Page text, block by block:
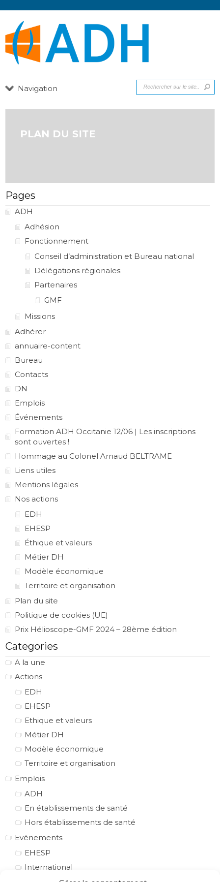
Navigation
PLAN DU SITE
Pages
ADH
Adhésion
Fonctionnement
Conseil d’administration et Bureau national
Délégations régionales
Partenaires
GMF
Missions
Adhérer
annuaire-content
Bureau
Contacts
DN
Emplois
Événements
Formation ADH Occitanie 12/06 | Les inscriptions
sont ouvertes !
Hommage au Colonel Arnaud BELTRAME
Liens utiles
Mentions légales
Nos actions
EDH
EHESP
Éthique et valeurs
Métier DH
Modèle économique
Territoire et organisation
Plan du site
Politique de cookies (UE)
Prix Hélioscope-GMF 2024 – 28ème édition
Categories
A la une
Actions
EDH
EHESP
Ethique et valeurs
Métier DH
Modèle économique
Territoire et organisation
Emplois
ADH
En établissements de santé
Hors établissements de santé
Evénements
EHESP
International